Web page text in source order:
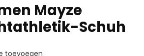
Mayze
Schuh
toevoegen